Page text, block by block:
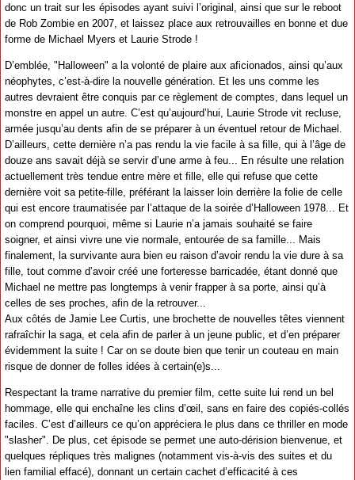
donc un trait sur les épisodes ayant suivi l’original, ainsi que sur le reboot
de Rob Zombie en 2007, et laissez place aux retrouvailles en bonne et due
forme de Michael Myers et Laurie Strode !
D’emblée, "Halloween" a la volonté de plaire aux aficionados, ainsi qu’aux
néophytes, c’est-à-dire la nouvelle génération. Et les uns comme les
autres devraient être conquis par ce règlement de comptes, dans lequel un
monstre en appel un autre. C’est qu’aujourd’hui, Laurie Strode vit recluse,
armée jusqu’au dents afin de se préparer à un éventuel retour de Michael.
D’ailleurs, cette dernière n’a pas rendu la vie facile à sa fille, qui à l’âge de
douze ans savait déjà se servir d’une arme à feu... En résulte une relation
actuellement très tendue entre mère et fille, elle qui refuse que cette
dernière voit sa petite-fille, préférant la laisser loin derrière la folie de celle
qui est encore traumatisée par l’attaque de la soirée d’Halloween 1978... Et
on comprend pourquoi, même si Laurie n’a jamais souhaité se faire
soigner, et ainsi vivre une vie normale, entourée de sa famille... Mais
finalement, la survivante aura bien eu raison d’avoir rendu la vie dure à sa
fille, tout comme d’avoir créé une forteresse barricadée, étant donné que
Michael ne mettre pas longtemps à venir frapper à sa porte, ainsi qu’à
celles de ses proches, afin de la retrouver...
Aux côtés de Jamie Lee Curtis, une brochette de nouvelles têtes viennent
rafraîchir la saga, et cela afin de parler à un jeune public, et d’en préparer
évidemment la suite ! Car on se doute bien que tenir un couteau en main
risque de donner de folles idées à certain(e)s...
Respectant la trame narrative du premier film, cette suite lui rend un bel
hommage, elle qui enchaîne les clins d’œil, sans en faire des copiés-collés
faciles. C’est d’ailleurs ce qu’on appréciera le plus dans ce thriller en mode
"slasher". De plus, cet épisode se permet une auto-dérision bienvenue, et
quelques répliques très malignes (notamment vis-à-vis des suites et du
lien familial effacé), donnant un certain cachet d’efficacité à ces